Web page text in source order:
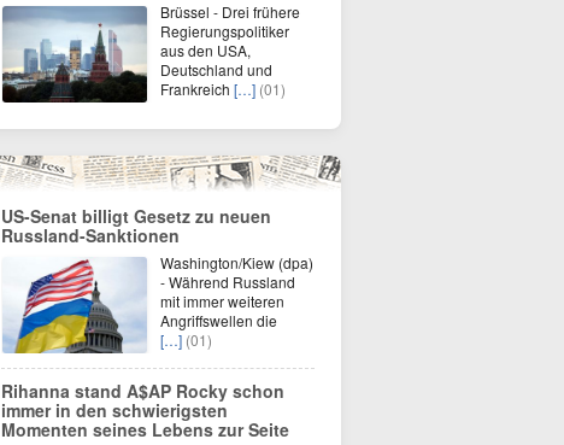
Brüssel - Drei frühere
Regierungspolitiker
aus den USA,
Deutschland und
Frankreich […] (01)
US-Senat billigt Gesetz zu neuen
Russland-Sanktionen
Washington/Kiew (dpa)
- Während Russland
mit immer weiteren
Angriffswellen die
[…] (01)
Rihanna stand A$AP Rocky schon
immer in den schwierigsten
Momenten seines Lebens zur Seite